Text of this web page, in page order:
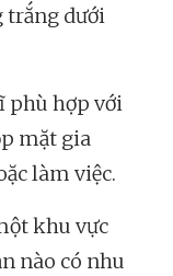
trắng dưới
phù hợp với
mặt gia
làm việc.
khu vực
nào có nhu